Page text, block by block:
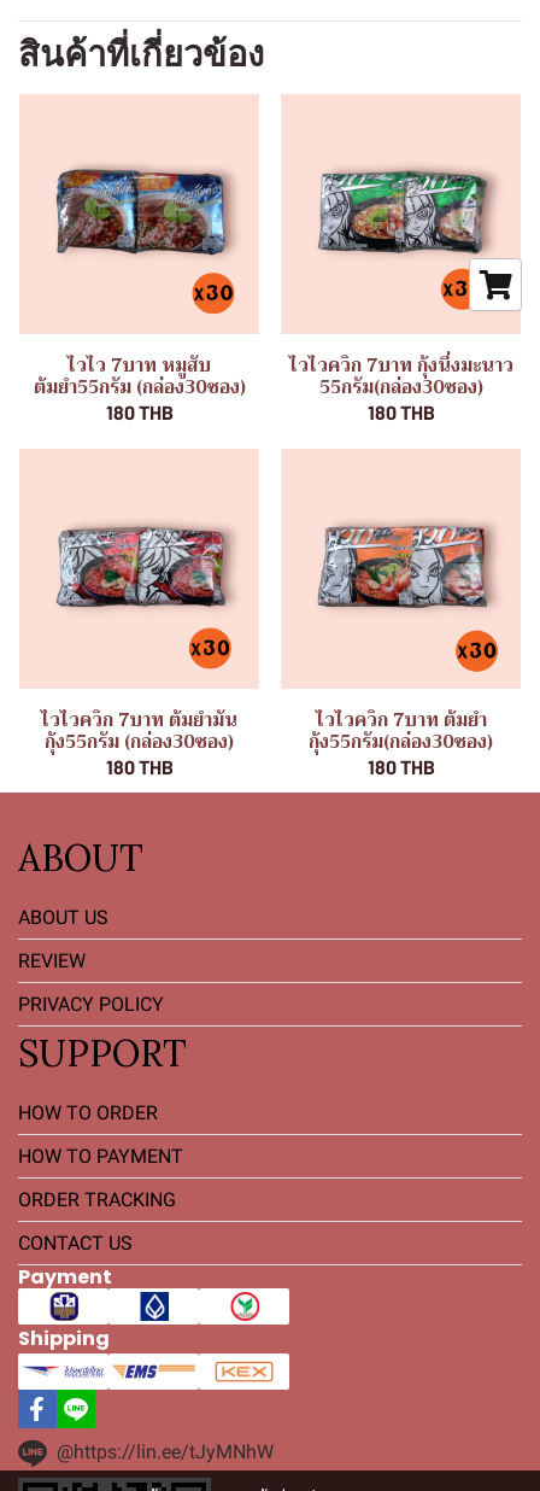
สินค้าที่เกี่ยวข้อง
ไวไว 7บาท หมูสับ
ต้มยำ55กรัม (กล่อง30ซอง)
180 THB
ไวไวควิก 7บาท กุ้งนึ่งมะนาว
55กรัม(กล่อง30ซอง)
180 THB
ไวไวควิก 7บาท ต้มยำมัน
กุ้ง55กรัม (กล่อง30ซอง)
180 THB
ไวไวควิก 7บาท ต้มยำ
กุ้ง55กรัม(กล่อง30ซอง)
180 THB
ABOUT
ABOUT US
REVIEW
PRIVACY POLICY
SUPPORT
HOW TO ORDER
HOW TO PAYMENT
ORDER TRACKING
CONTACT US
Payment
Shipping
@https://lin.ee/tJyMNhW